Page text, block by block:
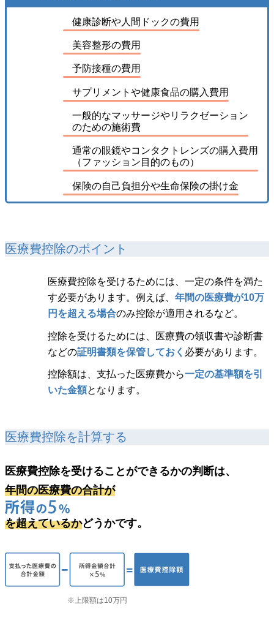
健康診断や人間ドックの費用
美容整形の費用
予防接種の費用
サプリメントや健康食品の購入費用
一般的なマッサージやリラクゼーション
のための施術費
通常の眼鏡やコンタクトレンズの購入費用
（ファッション目的のもの）
保険の自己負担分や生命保険の掛け金
医療費控除のポイント
医療費控除を受けるためには、一定の条件を満た
す必要があります。例えば、年間の医療費が10万
円を超える場合のみ控除が適用されるなど。
控除を受けるためには、医療費の領収書や診断書
などの証明書類を保管しておく 必要があります。
控除額は、支払った医療費から一定の基準額を引
いた金額となります。
医療費控除を計算する
医療費控除を受けることができるかの判断は、
年間の医療費の合計が
を超えているかどうかです。
※上限額は10万円